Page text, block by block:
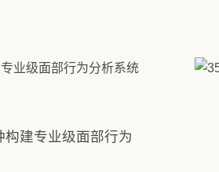
建专业级面部行为